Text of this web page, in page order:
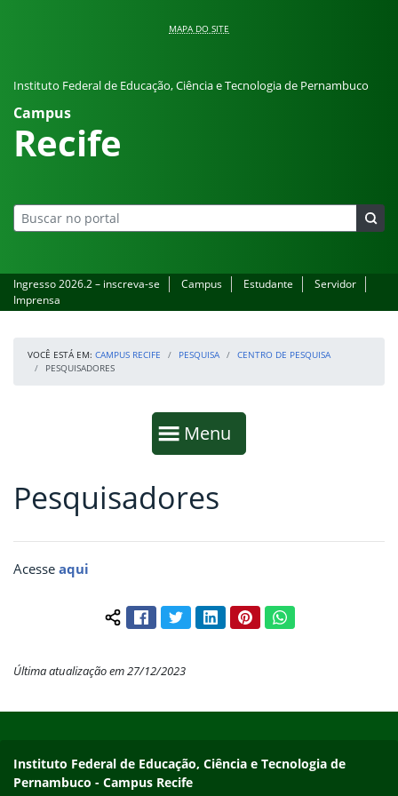
MAPA DO SITE
Instituto Federal de Educação, Ciência e Tecnologia de Pernambuco
Campus
Recife
Ingresso 2026.2 – inscreva-se Campus Estudante
Servidor
Imprensa
VOCÊ ESTÁ EM: CAMPUS RECIFE PESQUISA
CENTRO DE PESQUISA
PESQUISADORES
Mostrar
Menu
Fim da navegação
Início do conteúdo
Pesquisadores
Acesse aqui
Compartilhar conteúdo:
FacebookTwitterLinkedInPinterestWhatsApp
Última atualização em 27/12/2023
Instituto Federal de Educação, Ciência e Tecnologia de
Pernambuco - Campus Recife